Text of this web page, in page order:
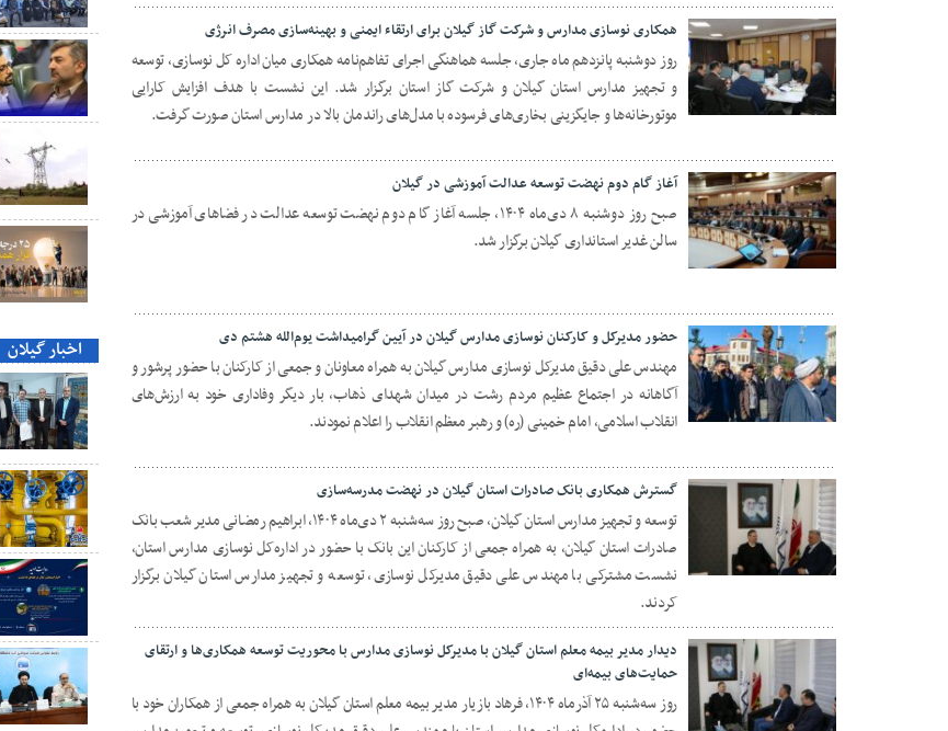
۲۲ دی ۱۴۰۴
همکاری نوسازی مدارس و شرکت گاز گیلان برای ارتقاء ایمنی و بهینه‌سازی مصرف انرژی
روز دوشنبه پانزدهم ماه جاری، جلسه هماهنگی اجرای تفاهم‌نامه همکاری میان اداره کل نوسازی، توسعه
و تجهیز مدارس استان گیلان و شرکت گاز استان برگزار شد. این نشست با هدف افزایش کارایی
موتورخانه‌ها و جایگزینی بخاری‌های فرسوده با مدل‌های راندمان بالا در مدارس استان صورت گرفت.
۱۴ دی ۱۴۰۴
آغاز گام دوم نهضت توسعه عدالت آموزشی در گیلان
صبح روز دوشنبه ۸ دی‌ماه ۱۴۰۴، جلسه آغاز گام دوم نهضت توسعه عدالت در فضاهای آموزشی در
سالن غدیر استانداری گیلان برگزار شد.
۱۰ دی ۱۴۰۴
حضور مدیرکل و کارکنان نوسازی مدارس گیلان در آیین گرامیداشت یوم‌الله هشتم دی
مهندس علی دقیق مدیرکل نوسازی مدارس گیلان به همراه معاونان و جمعی از کارکنان با حضور پرشور و
آگاهانه در اجتماع عظیم مردم رشت در میدان شهدای ذهاب، بار دیگر وفاداری خود به ارزش‌های
انقلاب اسلامی، امام خمینی (ره) و رهبر معظم انقلاب را اعلام نمودند.
گسترش همکاری بانک صادرات استان گیلان در نهضت مدرسه‌سازی
توسعه و تجهیز مدارس استان گیلان، صبح روز سه‌شنبه ۲ دی‌ماه ۱۴۰۴، ابراهیم رمضانی مدیر شعب بانک
صادرات استان گیلان، به همراه جمعی از کارکنان این بانک با حضور در اداره‌کل نوسازی مدارس استان،
نشست مشترکی با مهندس علی دقیق مدیرکل نوسازی، توسعه و تجهیز مدارس استان گیلان برگزار
کردند.
دیدار مدیر بیمه معلم استان گیلان با مدیرکل نوسازی مدارس با محوریت توسعه همکاری‌ها و ارتقای
حمایت‌های بیمه‌ای
روز سه‌شنبه ۲۵ آذرماه ۱۴۰۴، فرهاد بازیار مدیر بیمه معلم استان گیلان به همراه جمعی از همکاران خود با
اخبار گیلان